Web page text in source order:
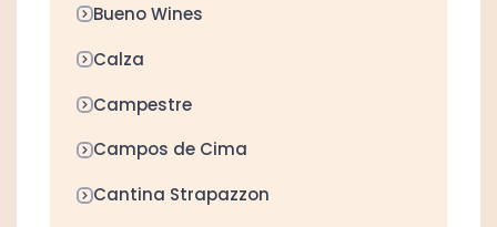
Bueno Wines
Calza
Campestre
Campos de Cima
Cantina Strapazzon